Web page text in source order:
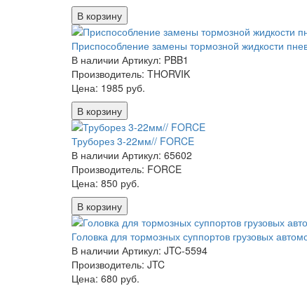
В корзину
Приспособление замены тормозной жидкости
В наличии Артикул: PBB1
Производитель: THORVIK
Цена: 1985 руб.
В корзину
Труборез 3-22мм// FORCE
В наличии Артикул: 65602
Производитель: FORCE
Цена: 850 руб.
В корзину
Головка для тормозных суппортов грузовых
В наличии Артикул: JTC-5594
Производитель: JTC
Цена: 680 руб.